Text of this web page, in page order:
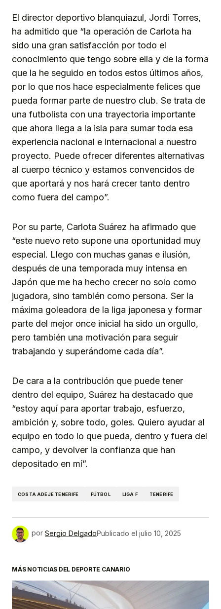
El director deportivo blanquiazul, Jordi Torres,
ha admitido que “la operación de Carlota ha
sido una gran satisfacción por todo el
conocimiento que tengo sobre ella y de la forma
que la he seguido en todos estos últimos años,
por lo que nos hace especialmente felices que
pueda formar parte de nuestro club. Se trata de
una futbolista con una trayectoria importante
que ahora llega a la isla para sumar toda esa
experiencia nacional e internacional a nuestro
proyecto. Puede ofrecer diferentes alternativas
al cuerpo técnico y estamos convencidos de
que aportará y nos hará crecer tanto dentro
como fuera del campo”.
Por su parte, Carlota Suárez ha afirmado que
“este nuevo reto supone una oportunidad muy
especial. Llego con muchas ganas e ilusión,
después de una temporada muy intensa en
Japón que me ha hecho crecer no solo como
jugadora, sino también como persona. Ser la
máxima goleadora de la liga japonesa y formar
parte del mejor once inicial ha sido un orgullo,
pero también una motivación para seguir
trabajando y superándome cada día”.
De cara a la contribución que puede tener
dentro del equipo, Suárez ha destacado que
“estoy aquí para aportar trabajo, esfuerzo,
ambición y, sobre todo, goles. Quiero ayudar al
equipo en todo lo que pueda, dentro y fuera del
campo, y devolver la confianza que han
depositado en mí”.
COSTA ADEJE TENERIFE FÚTBOL LIGA F TENERIFE
por Sergio DelgadoPublicado el julio 10, 2025
MÁS NOTICIAS DEL DEPORTE CANARIO